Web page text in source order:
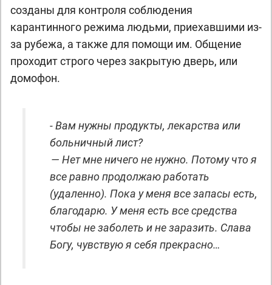
созданы для контроля соблюдения
карантинного режима людьми, приехавшими из-
за рубежа, а также для помощи им. Общение
проходит строго через закрытую дверь, или
домофон.
- Вам нужны продукты, лекарства или
больничный лист?
— Нет мне ничего не нужно. Потому что я
все равно продолжаю работать
(удаленно). Пока у меня все запасы есть,
благодарю. У меня есть все средства
чтобы не заболеть и не заразить. Слава
Богу, чувствую я себя прекрасно…